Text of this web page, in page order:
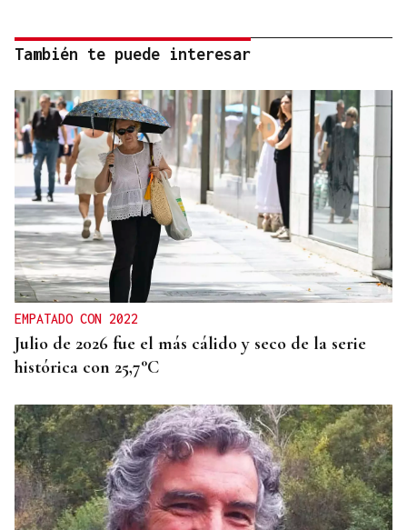
También te puede interesar
EMPATADO CON 2022
Julio de 2026 fue el más cálido y seco de la serie
histórica con 25,7°C